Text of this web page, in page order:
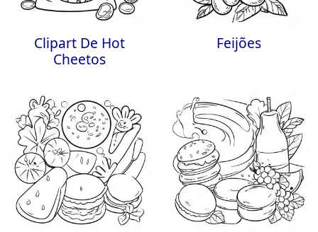
Clipart De Hot
Cheetos
Feijões